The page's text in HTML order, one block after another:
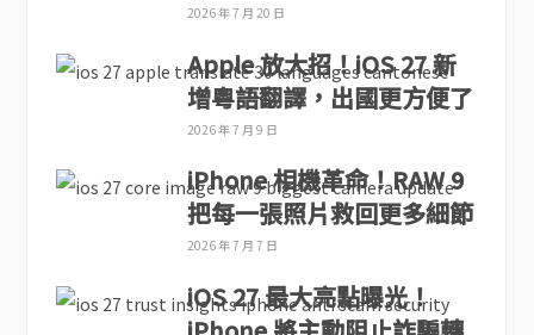
2026 年 7 月 20 日
Apple 放大招！iOS 27 新
增粵語翻譯，出國更方便了
2026 年 7 月 9 日
iPhone 相機革命！RAW 9
把每一張照片救回更多細節
2026 年 7 月 7 日
iOS 27 最大亮點曝光！